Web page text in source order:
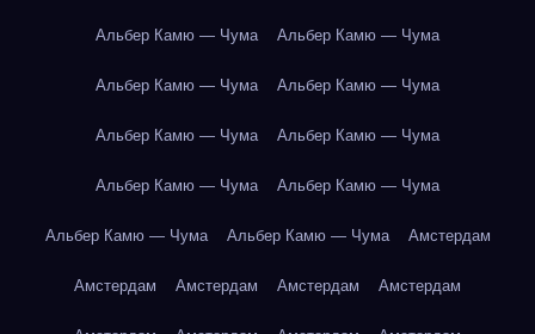
Альбер Камю — Чума Альбер Камю — Чума
Альбер Камю — Чума Альбер Камю — Чума
Альбер Камю — Чума Альбер Камю — Чума
Альбер Камю — Чума Альбер Камю — Чума
Альбер Камю — Чума Альбер Камю — Чума Амстердам
Амстердам Амстердам Амстердам Амстердам